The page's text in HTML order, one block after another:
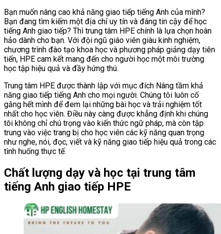
Bạn muốn nâng cao khả năng giao tiếp tiếng Anh của mình?
Bạn đang tìm kiếm một địa chỉ uy tín và đáng tin cậy để học
tiếng Anh giao tiếp? Thì trung tâm HPE chính là lựa chọn hoàn
hảo dành cho bạn. Với đội ngũ giáo viên giàu kinh nghiệm,
chương trình đào tạo khoa học và phương pháp giảng dạy tiên
tiến, HPE cam kết mang đến cho người học một môi trường
học tập hiệu quả và đầy hứng thú.
Trung tâm HPE được thành lập với mục đích Nâng tầm khả
năng giao tiếp tiếng Anh cho mọi người. Chúng tôi luôn cố
gắng hết mình để đem lại những bài học và trải nghiệm tốt
nhất cho học viên. Điều này càng được khẳng định khi chúng
tôi không chỉ chú trọng vào kiến thức ngữ pháp, mà còn tập
trung vào việc trang bị cho học viên các kỹ năng quan trọng
như nghe, nói, đọc, viết và kỹ năng giao tiếp hiệu quả trong các
tình huống thực tế.
Chất lượng dạy và học tại trung tâm
tiếng Anh giao tiếp HPE